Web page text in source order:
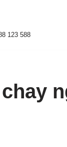
123 588